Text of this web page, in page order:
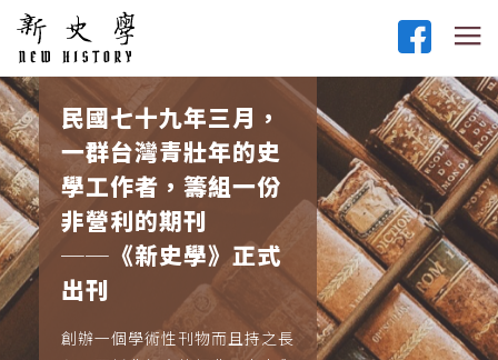
民國七十九年三月，
一群台灣青壯年的史
學工作者，籌組一份
非營利的期刊
──《新史學》正式
出刊
創辦一個學術性刊物而且持之長